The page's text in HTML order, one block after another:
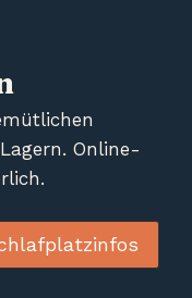
Online-